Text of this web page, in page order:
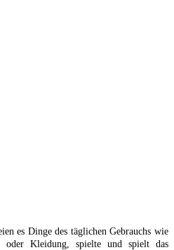
es Dinge des täglichen Gebrauchs wie
oder Kleidung, spielte und spielt das